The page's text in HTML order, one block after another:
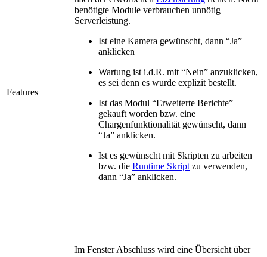
Features
benötigte Module verbrauchen unnötig
Serverleistung.
Ist eine Kamera gewünscht, dann “Ja”
anklicken
Wartung ist i.d.R. mit “Nein” anzuklicken,
es sei denn es wurde explizit bestellt.
Ist das Modul “Erweiterte Berichte”
gekauft worden bzw. eine
Chargenfunktionalität gewünscht, dann
“Ja” anklicken.
Ist es gewünscht mit Skripten zu arbeiten
bzw. die Runtime Skript zu verwenden,
dann “Ja” anklicken.
Im Fenster Abschluss wird eine Übersicht über